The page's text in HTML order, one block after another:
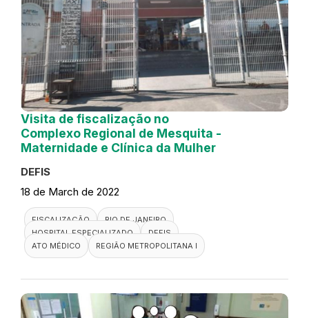
Visita de fiscalização no
Complexo Regional de Mesquita -
Maternidade e Clínica da Mulher
DEFIS
18 de March de 2022
FISCALIZAÇÃO
RIO DE JANEIRO
HOSPITAL ESPECIALIZADO
DEFIS
ATO MÉDICO
REGIÃO METROPOLITANA I